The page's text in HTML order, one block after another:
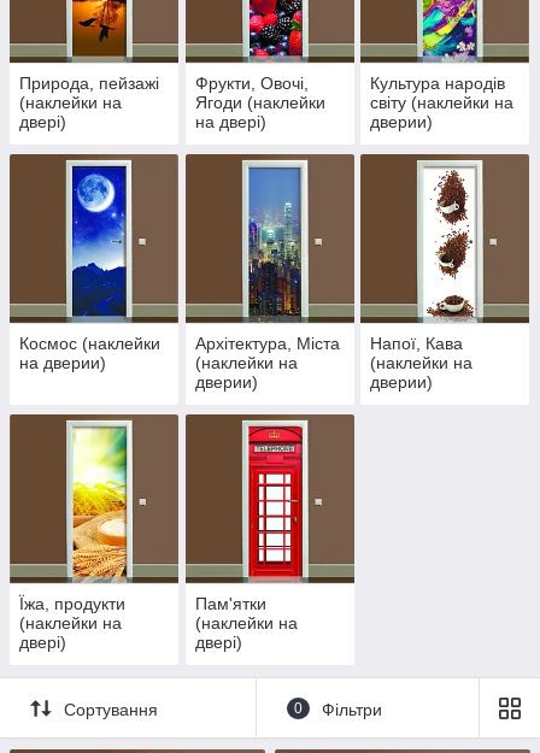
Природа, пейзажі
(наклейки на
двері)
Фрукти, Овочі,
Ягоди (наклейки
на двері)
Культура народів
світу (наклейки на
дверии)
Космос (наклейки
на дверии)
Архітектура, Міста
(наклейки на
дверии)
Напої, Кава
(наклейки на
дверии)
Їжа, продукти
(наклейки на
двері)
Пам'ятки
(наклейки на
двері)
Сортування 0 Фільтри